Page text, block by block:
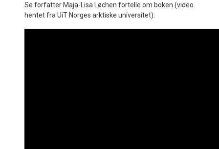
Se forfatter Maja-Lisa Løchen fortelle om boken (video
hentet fra UiT Norges arktiske universitet):